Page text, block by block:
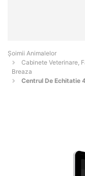
Şoimii Animalelor
Cabinete Veterinare,
Breaza
Centrul De Echitatie